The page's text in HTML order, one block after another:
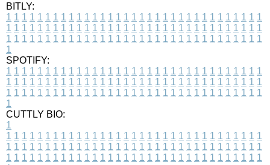
BITLY:
1 1 1 1 1 1 1 1 1 1 1 1 1 1 1 1 1 1 1 1 1 1 1 1 1 1 1 1 1 1 1 1 1
1 1 1 1 1 1 1 1 1 1 1 1 1 1 1 1 1 1 1 1 1 1 1 1 1 1 1 1 1 1 1 1 1
1 1 1 1 1 1 1 1 1 1 1 1 1 1 1 1 1 1 1 1 1 1 1 1 1 1 1 1 1 1 1 1 1
1
SPOTIFY:
1 1 1 1 1 1 1 1 1 1 1 1 1 1 1 1 1 1 1 1 1 1 1 1 1 1 1 1 1 1 1 1 1
1 1 1 1 1 1 1 1 1 1 1 1 1 1 1 1 1 1 1 1 1 1 1 1 1 1 1 1 1 1 1 1 1
1 1 1 1 1 1 1 1 1 1 1 1 1 1 1 1 1 1 1 1 1 1 1 1 1 1 1 1 1 1 1 1 1
1
CUTTLY BIO:
1
1 1 1 1 1 1 1 1 1 1 1 1 1 1 1 1 1 1 1 1 1 1 1 1 1 1 1 1 1 1 1 1 1
1 1 1 1 1 1 1 1 1 1 1 1 1 1 1 1 1 1 1 1 1 1 1 1 1 1 1 1 1 1 1 1 1
1 1 1 1 1 1 1 1 1 1 1 1 1 1 1 1 1 1 1 1 1 1 1 1 1 1 1 1 1 1 1 1 1